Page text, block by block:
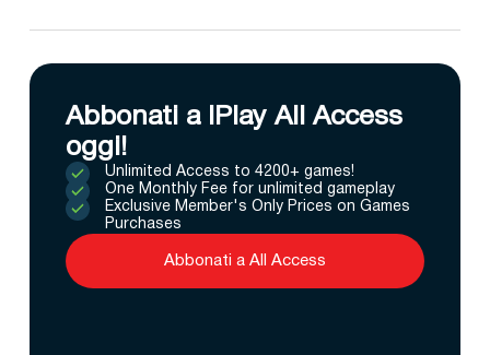
Abbonati a IPlay All Access
oggi!
Unlimited Access to 4200+ games!
One Monthly Fee for unlimited gameplay
Exclusive Member's Only Prices on Games
Purchases
Abbonati a All Access